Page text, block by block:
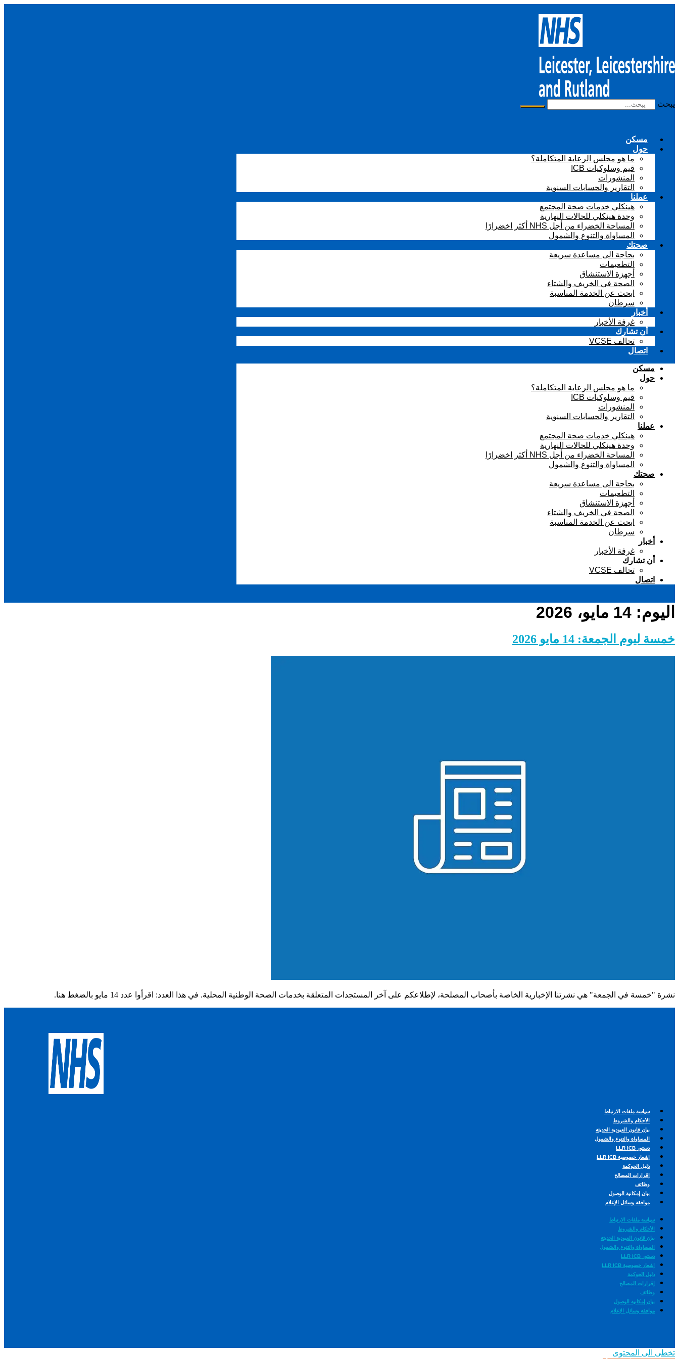
يبحث
مسكن
حول
ما هو مجلس الرعاية المتكاملة؟
قيم وسلوكيات ICB
المنشورات
التقارير والحسابات السنوية
عملنا
هينكلي خدمات صحة المجتمع
وحدة هينكلي للحالات النهارية
المساحة الخضراء من أجل NHS أكثر اخضرارًا
المساواة والتنوع والشمول
صحتك
بحاجة الى مساعدة سريعة
التطعيمات
أجهزة الاستنشاق
الصحة في الخريف والشتاء
ابحث عن الخدمة المناسبة
سرطان
أخبار
غرفة الأخبار
أن تشارك
تحالف VCSE
اتصال
مسكن
حول
ما هو مجلس الرعاية المتكاملة؟
قيم وسلوكيات ICB
المنشورات
التقارير والحسابات السنوية
عملنا
هينكلي خدمات صحة المجتمع
وحدة هينكلي للحالات النهارية
المساحة الخضراء من أجل NHS أكثر اخضرارًا
المساواة والتنوع والشمول
صحتك
بحاجة الى مساعدة سريعة
التطعيمات
أجهزة الاستنشاق
الصحة في الخريف والشتاء
ابحث عن الخدمة المناسبة
سرطان
أخبار
غرفة الأخبار
أن تشارك
تحالف VCSE
اتصال
اليوم: 14 مايو، 2026
خمسة ليوم الجمعة: 14 مايو 2026
نشرة "خمسة في الجمعة" هي نشرتنا الإخبارية الخاصة بأصحاب المصلحة، لإطلاعكم على آخر المستجدات المتعلقة بخدمات الصحة الوطنية المحلية. في هذا العدد: اقرأوا عدد 14 مايو بالضغط هنا.
سياسة ملفات الارتباط
الأحكام والشروط
بيان قانون العبودية الحديثة
المساواة والتنوع والشمول
دستور LLR ICB
إشعار خصوصية LLR ICB
دليل الحوكمة
إقرارات المصالح
وظائف
بيان إمكانية الوصول
موافقة وسائل الإعلام
سياسة ملفات الارتباط
الأحكام والشروط
بيان قانون العبودية الحديثة
المساواة والتنوع والشمول
دستور LLR ICB
إشعار خصوصية LLR ICB
دليل الحوكمة
إقرارات المصالح
وظائف
بيان إمكانية الوصول
موافقة وسائل الإعلام
تخطى الى المحتوى